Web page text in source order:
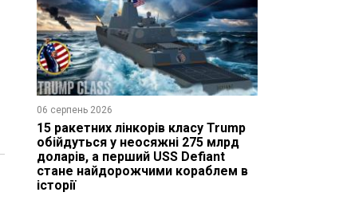
06 серпень 2026
15 ракетних лінкорів класу Trump
обійдуться у неосяжні 275 млрд
доларів, а перший USS Defiant
стане найдорожчими кораблем в
історії